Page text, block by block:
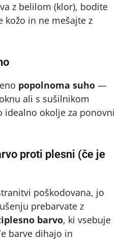
z belilom (klor), bodite
kožo in ne mešajte z
popolnoma suho —
ali s sušilnikom
idealno okolje za ponovni
proti plesni (če je
poškodovana, jo
prebarvate z
barvo, ki vsebuje
barve dihajo in